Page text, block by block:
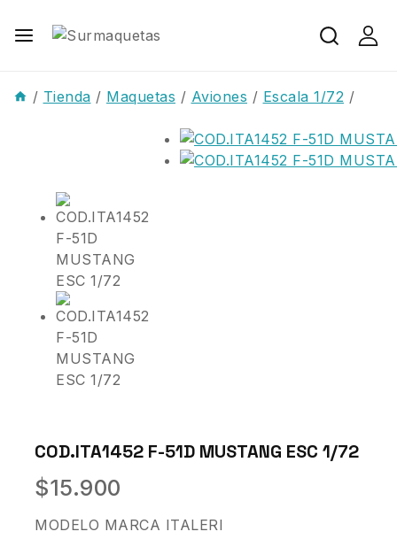
/ Tienda / Maquetas / Aviones / Escala 1/72 /
COD.ITA1452 F-51D MUSTANG ESC 1/72
$15.900
MODELO MARCA ITALERI